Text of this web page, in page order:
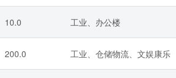
10.0 工业、办公楼
200.0 工业、仓储物流、文娱康乐